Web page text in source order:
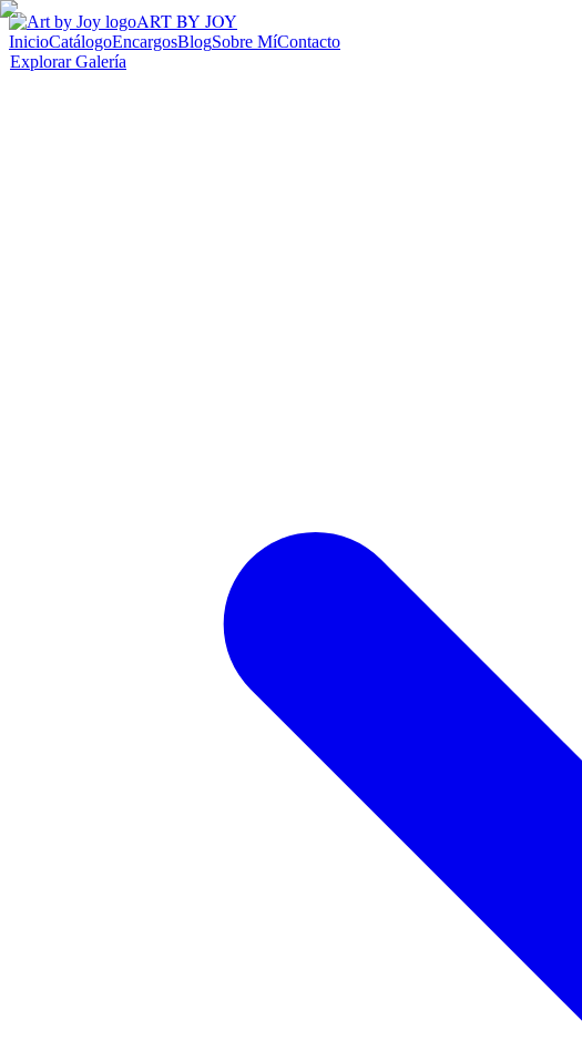
ART BY JOY
InicioCatálogoEncargosBlogSobre MíContacto
Explorar Galería